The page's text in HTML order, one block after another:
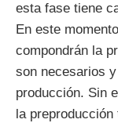
esta fase tiene
En este
compondrán la
son necesarios
producción. Sin
la